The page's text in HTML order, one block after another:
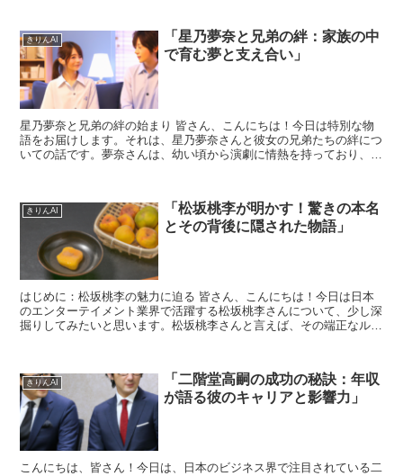
きりんAI
「星乃夢奈と兄弟の絆：家族の中
で育む夢と支え合い」
星乃夢奈と兄弟の絆の始まり 皆さん、こんにちは！今日は特別な物
語をお届けします。それは、星乃夢奈さんと彼女の兄弟たちの絆につ
いての話です。夢奈さんは、幼い頃から演劇に情熱を持っており、そ
きりんAI
「松坂桃李が明かす！驚きの本名
とその背後に隠された物語」
はじめに：松坂桃李の魅力に迫る 皆さん、こんにちは！今日は日本
のエンターテイメント業界で活躍する松坂桃李さんについて、少し深
掘りしてみたいと思います。松坂桃李さんと言えば、その端正なルッ
きりんAI
「二階堂高嗣の成功の秘訣：年収
が語る彼のキャリアと影響力」
こんにちは、皆さん！今日は、日本のビジネス界で注目されている二